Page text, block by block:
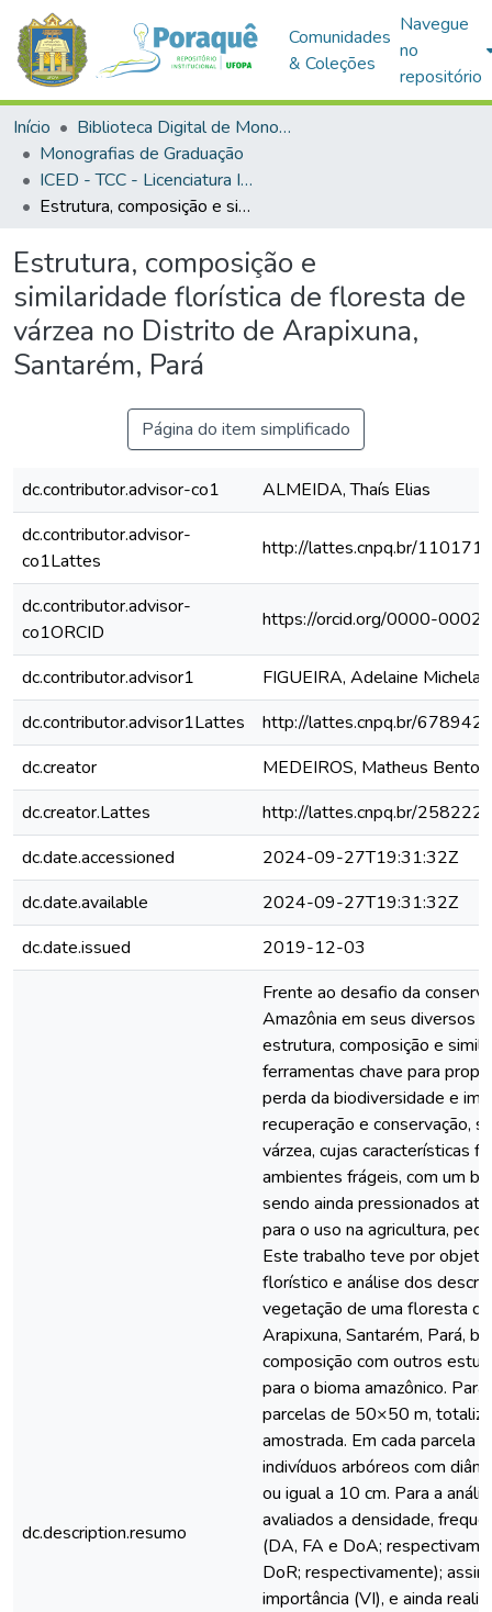
Comunidades
& Coleções
Navegue
no
repositório
Início
Biblioteca Digital de Monografias (BDM)
Monografias de Graduação
ICED - TCC - Licenciatura Integrada - Biologia e Química
Estrutura, composição e similaridade florística de floresta de várzea no Distrito de Arapixuna, Santarém, Pará
Estrutura, composição e
similaridade florística de floresta de
várzea no Distrito de Arapixuna,
Santarém, Pará
Página do item simplificado
dc.contributor.advisor-co1
ALMEIDA, Thaís Elias
dc.contributor.advisor-
co1Lattes
http://lattes.cnpq.br/
dc.contributor.advisor-
co1ORCID
https://orcid.org/0000-
dc.contributor.advisor1
FIGUEIRA, Adelaine Michela
dc.contributor.advisor1Lattes
http://lattes.cnpq.br/
dc.creator
MEDEIROS, Matheus Bento
dc.creator.Lattes
http://lattes.cnpq.br/
dc.date.accessioned
2024-09-27T19:31:32Z
dc.date.available
2024-09-27T19:31:32Z
dc.date.issued
2019-12-03
dc.description.resumo
Frente ao desafio da
Amazônia em seus diversos
estrutura, composição e
ferramentas chave para
perda da biodiversidade e
recuperação e conservação,
várzea, cujas características
ambientes frágeis, com um
sendo ainda pressionados
para o uso na agricultura,
Este trabalho teve por
florístico e análise dos
vegetação de uma floresta
Arapixuna, Santarém, Pará,
composição com outros
para o bioma amazônico.
parcelas de 50×50 m,
amostrada. Em cada parcela
indivíduos arbóreos com
ou igual a 10 cm. Para a
avaliados a densidade,
(DA, FA e DoA;
DoR; respectivamente);
importância (VI), e ainda